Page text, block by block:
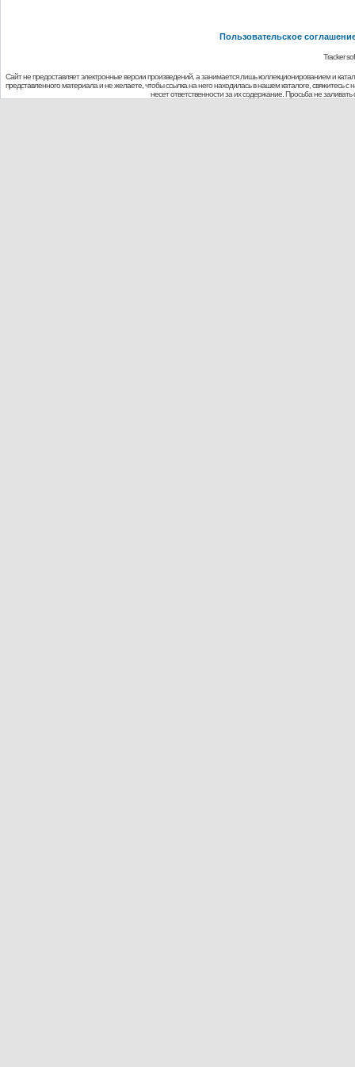
Пользовательское
Tracker
Сайт не предоставляет электронные версии произведений, а занимается лишь коллекционированием и
представленного материала и не желаете, чтобы ссылка на него находилась в нашем каталоге,
несет ответственности за их содержание. Просьба не